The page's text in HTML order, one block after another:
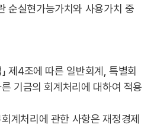
순실현가능가치와 사용가치 중
제4조에 따른 일반회계, 특별회
기금의 회계처리에 대하여 적용
계처리에 관한 사항은 재정경제